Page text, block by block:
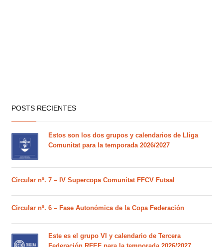
POSTS RECIENTES
Estos son los dos grupos y calendarios de Lliga
Comunitat para la temporada 2026/2027
Circular nº. 7 – IV Supercopa Comunitat FFCV Futsal
Circular nº. 6 – Fase Autonómica de la Copa Federación
Este es el grupo VI y calendario de Tercera